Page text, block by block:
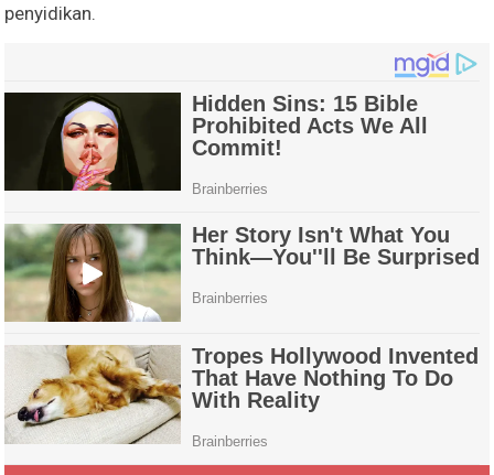
penyidikan.